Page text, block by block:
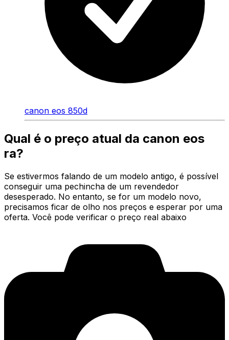
canon eos 850d
Qual é o preço atual da canon eos
ra?
Se estivermos falando de um modelo antigo, é possível
conseguir uma pechincha de um revendedor
desesperado. No entanto, se for um modelo novo,
precisamos ficar de olho nos preços e esperar por uma
oferta. Você pode verificar o preço real abaixo